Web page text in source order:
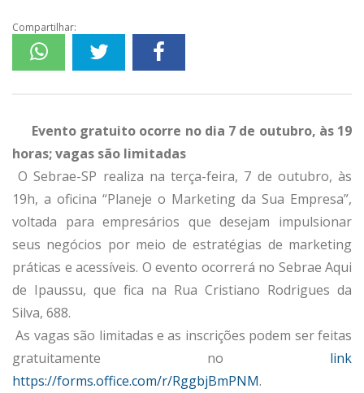
Compartilhar:
Evento gratuito ocorre no dia 7 de outubro, às 19
horas; vagas são limitadas
O Sebrae-SP realiza na terça-feira, 7 de outubro, às
19h, a oficina “Planeje o Marketing da Sua Empresa”,
voltada para empresários que desejam impulsionar
seus negócios por meio de estratégias de marketing
práticas e acessíveis. O evento ocorrerá no Sebrae Aqui
de Ipaussu, que fica na Rua Cristiano Rodrigues da
Silva, 688.
As vagas são limitadas e as inscrições podem ser feitas
gratuitamente no link
https://forms.office.com/r/RggbjBmPNM.